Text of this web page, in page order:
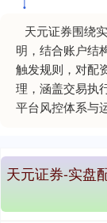
天元证券围绕
明，结合账户结
触发规则，对配
理，涵盖交易执
平台风控体系与
天元证券-实盘